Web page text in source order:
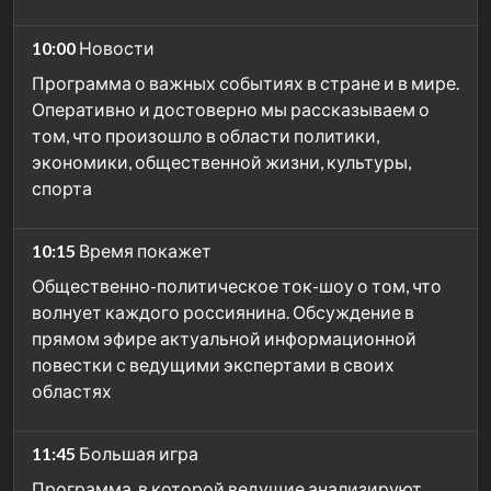
10:00 Новости
Программа о важных событиях в стране и в мире.
Оперативно и достоверно мы рассказываем о
том, что произошло в области политики,
экономики, общественной жизни, культуры,
спорта
10:15 Время покажет
Общественно-политическое ток-шоу о том, что
волнует каждого россиянина. Обсуждение в
прямом эфире актуальной информационной
повестки с ведущими экспертами в своих
областях
11:45 Большая игра